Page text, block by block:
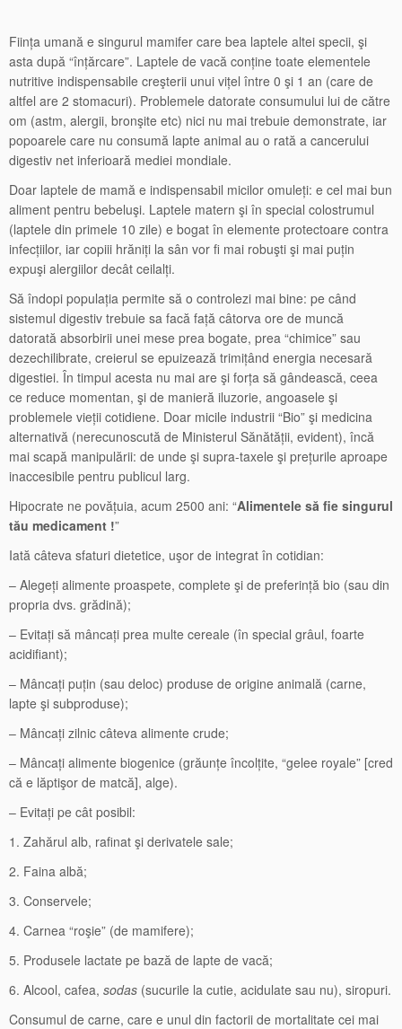
Ființa umană e singurul mamifer care bea laptele altei specii, şi
asta după “înțărcare”. Laptele de vacă conține toate elementele
nutritive indispensabile creşterii unui vițel între 0 şi 1 an (care de
altfel are 2 stomacuri). Problemele datorate consumului lui de către
om (astm, alergii, bronşite etc) nici nu mai trebuie demonstrate, iar
popoarele care nu consumă lapte animal au o rată a cancerului
digestiv net inferioară mediei mondiale.
Doar laptele de mamă e indispensabil micilor omuleți: e cel mai bun
aliment pentru bebeluşi. Laptele matern şi în special colostrumul
(laptele din primele 10 zile) e bogat în elemente protectoare contra
infecțiilor, iar copiii hrăniți la sân vor fi mai robuşti şi mai puțin
expuşi alergiilor decât ceilalți.
Să îndopi populația permite să o controlezi mai bine: pe când
sistemul digestiv trebuie sa facă față câtorva ore de muncă
datorată absorbirii unei mese prea bogate, prea “chimice” sau
dezechilibrate, creierul se epuizează trimițând energia necesară
digestiei. În timpul acesta nu mai are şi forța să gândească, ceea
ce reduce momentan, şi de manieră iluzorie, angoasele şi
problemele vieții cotidiene. Doar micile industrii “Bio” şi medicina
alternativă (nerecunoscută de Ministerul Sănătății, evident), încă
mai scapă manipulării: de unde şi supra-taxele şi prețurile aproape
inaccesibile pentru publicul larg.
Hipocrate ne povățuia, acum 2500 ani: “Alimentele să fie singurul
tău medicament !”
Iată câteva sfaturi dietetice, uşor de integrat în cotidian:
– Alegeți alimente proaspete, complete şi de preferință bio (sau din
propria dvs. grădină);
– Evitați să mâncați prea multe cereale (în special grâul, foarte
acidifiant);
– Mâncați puțin (sau deloc) produse de origine animală (carne,
lapte şi subproduse);
– Mâncați zilnic câteva alimente crude;
– Mâncați alimente biogenice (grăunțe încolțite, “gelee royale” [cred
că e lăptişor de matcă], alge).
– Evitați pe cât posibil:
1. Zahărul alb, rafinat şi derivatele sale;
2. Faina albă;
3. Conservele;
4. Carnea “roşie” (de mamifere);
5. Produsele lactate pe bază de lapte de vacă;
6. Alcool, cafea, sodas (sucurile la cutie, acidulate sau nu), siropuri.
Consumul de carne, care e unul din factorii de mortalitate cei mai